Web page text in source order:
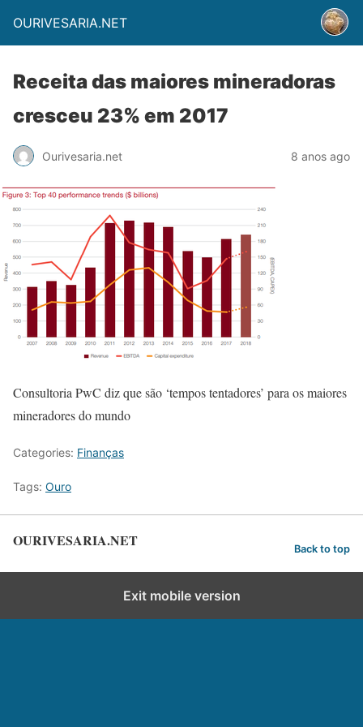
OURIVESARIA.NET
Receita das maiores mineradoras
cresceu 23% em 2017
Ourivesaria.net 8 anos ago
Consultoria PwC diz que são ‘tempos tentadores’ para os maiores
mineradores do mundo
Categories: Finanças
Tags: Ouro
OURIVESARIA.NET Back to top
Exit mobile version